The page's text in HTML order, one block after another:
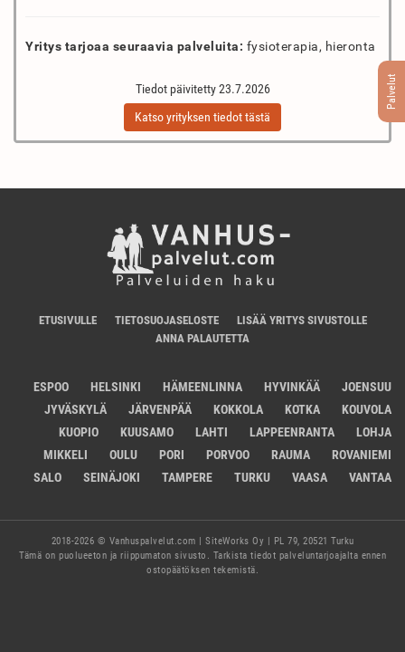
Palvelut
Yritys tarjoaa seuraavia palveluita: fysioterapia, hieronta
Tiedot päivitetty 23.7.2026
Katso yrityksen tiedot tästä
ETUSIVULLE TIETOSUOJASELOSTE
LISÄÄ YRITYS SIVUSTOLLE
ANNA PALAUTETTA
ESPOO HELSINKI HÄMEENLINNA HYVINKÄÄ
JOENSUU
JYVÄSKYLÄ
JÄRVENPÄÄ KOKKOLA KOTKA
KOUVOLA
KUOPIO
KUUSAMO LAHTI LAPPEENRANTA
LOHJA
MIKKELI
OULU PORI PORVOO RAUMA
ROVANIEMI
SALO
SEINÄJOKI TAMPERE TURKU VAASA VANTAA
2018-2026 © Vanhuspalvelut.com | SiteWorks Oy | PL 79, 20521 Turku
Tämä on puolueeton ja riippumaton sivusto. Tarkista tiedot palveluntarjoajalta ennen
ostopäätöksen tekemistä.